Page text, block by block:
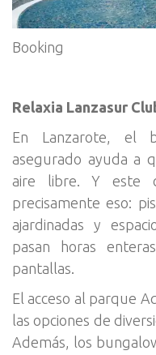
Booking
Relaxia Lanzasur
En Lanzarote, el
asegurado ayuda a
aire libre. Y este
precisamente eso:
ajardinadas y
pasan horas
pantallas.
El acceso al parque
las opciones de
Además, los